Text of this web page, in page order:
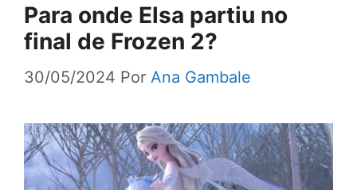
Para onde Elsa partiu no
final de Frozen 2?
30/05/2024 Por Ana Gambale